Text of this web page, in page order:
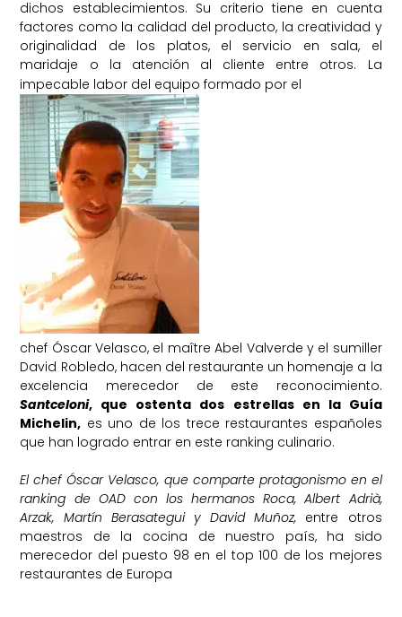
dichos establecimientos. Su criterio tiene en cuenta
factores como la calidad del producto, la creatividad y
originalidad de los platos, el servicio en sala, el
maridaje o la atención al cliente entre otros. La
impecable labor del equipo formado por el
chef Óscar Velasco, el maître Abel Valverde y el sumiller
David Robledo, hacen del restaurante un homenaje a la
excelencia merecedor de este reconocimiento.
Santceloni, que ostenta dos estrellas en la Guía
Michelin, es uno de los trece restaurantes españoles
que han logrado entrar en este ranking culinario.
El chef Óscar Velasco, que comparte protagonismo en el
ranking de OAD con los hermanos Roca, Albert Adrià,
Arzak, Martín Berasategui y David Muñoz, entre otros
maestros de la cocina de nuestro país, ha sido
merecedor del puesto 98 en el top 100 de los mejores
restaurantes de Europa